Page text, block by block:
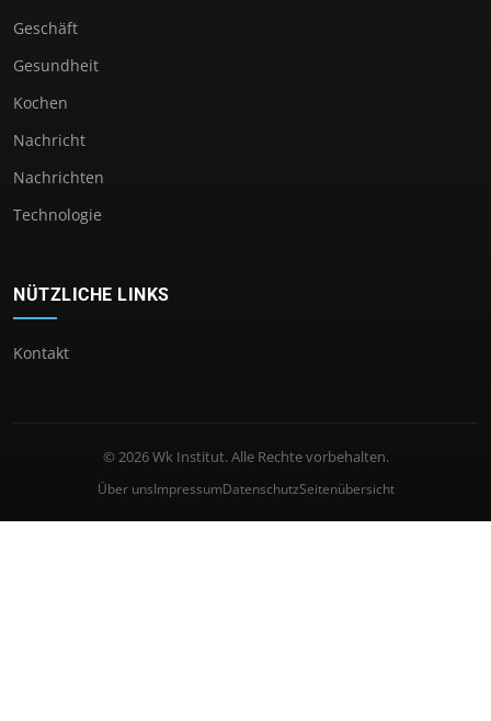
Geschäft
Gesundheit
Kochen
Nachricht
Nachrichten
Technologie
NÜTZLICHE LINKS
Kontakt
© 2026 Wk Institut. Alle Rechte vorbehalten.
Über unsImpressumDatenschutzSeitenübersicht